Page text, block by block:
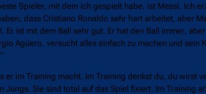
Spieler, mit dem ich gespielt habe, ist Messi. Ich
dass Cristiano Ronaldo sehr hart arbeitet, aber
ist mit dem Ball sehr gut. Er hat den Ball immer,
Agüero, versucht alles einfach zu machen und sein
er im Training macht. Im Training denkst du, du wirst
Sie sind total auf das Spiel fixiert. Im Training